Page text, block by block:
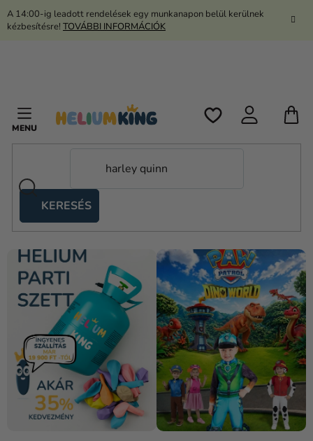
Ugrás
A 14:00-ig leadott rendelések egy munkanapon belül kerülnek
kézbesítésre! TOVÁBBI INFORMÁCIÓK
KERESÉS
sátrak
Kanekalon
Hélium
és
Lufik
Esküvő
Party
Dekoráció
és